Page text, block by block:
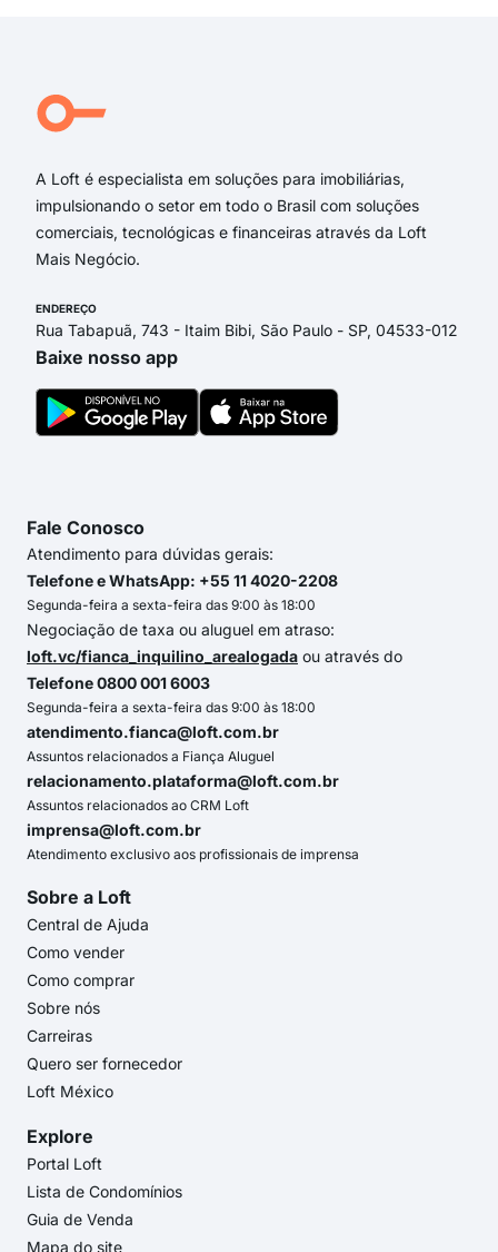
Rua Doutor Kival Fernando Pereira
Rua Clemente Zetola
A Loft é especialista em soluções para imobiliárias,
impulsionando o setor em todo o Brasil com soluções
comerciais, tecnológicas e financeiras através da Loft
Mais Negócio.
ENDEREÇO
Rua Tabapuã, 743 - Itaim Bibi, São Paulo - SP, 04533-012
Baixe nosso app
Fale Conosco
Atendimento para dúvidas gerais:
Telefone e WhatsApp: +55 11 4020-2208
Segunda-feira a sexta-feira das 9:00 às 18:00
Negociação de taxa ou aluguel em atraso:
loft.vc/fianca_inquilino_arealogada ou através do
Telefone 0800 001 6003
Segunda-feira a sexta-feira das 9:00 às 18:00
atendimento.fianca@loft.com.br
Assuntos relacionados a Fiança Aluguel
relacionamento.plataforma@loft.com.br
Assuntos relacionados ao CRM Loft
imprensa@loft.com.br
Atendimento exclusivo aos profissionais de imprensa
Sobre a Loft
Central de Ajuda
Como vender
Como comprar
Sobre nós
Carreiras
Quero ser fornecedor
Loft México
Explore
Portal Loft
Lista de Condomínios
Guia de Venda
Mapa do site